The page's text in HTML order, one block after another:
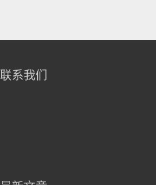
联系我们